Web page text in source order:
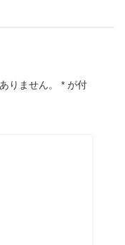
りません。 * が付